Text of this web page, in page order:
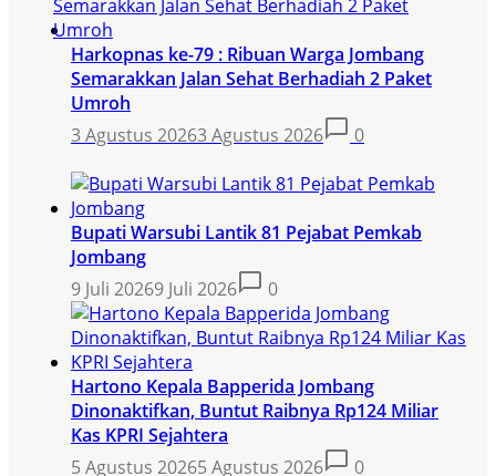
Harkopnas ke-79 : Ribuan Warga Jombang
Semarakkan Jalan Sehat Berhadiah 2 Paket
Umroh
3 Agustus 20263 Agustus 2026 0
Bupati Warsubi Lantik 81 Pejabat Pemkab
Jombang
9 Juli 20269 Juli 2026 0
Hartono Kepala Bapperida Jombang
Dinonaktifkan, Buntut Raibnya Rp124 Miliar
Kas KPRI Sejahtera
5 Agustus 20265 Agustus 2026 0